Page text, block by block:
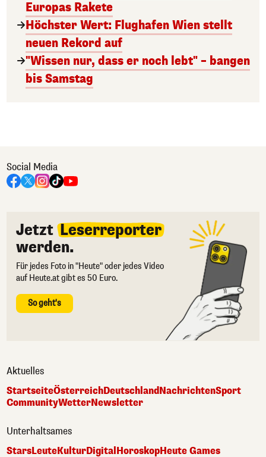
Europas Rakete
Höchster Wert: Flughafen Wien stellt
neuen Rekord auf
"Wissen nur, dass er noch lebt" – bangen
bis Samstag
Social Media
Jetzt Leserreporter
werden.
Für jedes Foto in "Heute" oder jedes Video
auf Heute.at gibt es 50 Euro.
So geht's
Aktuelles
StartseiteÖsterreichDeutschlandNachrichtenSport
CommunityWetterNewsletter
Unterhaltsames
StarsLeuteKulturDigital HoroskopHeute Games